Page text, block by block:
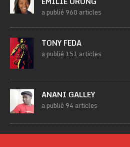
a publié 960 articles
TONY FEDA
a publié 151 articles
ANANI GALLEY
a publié 94 articles